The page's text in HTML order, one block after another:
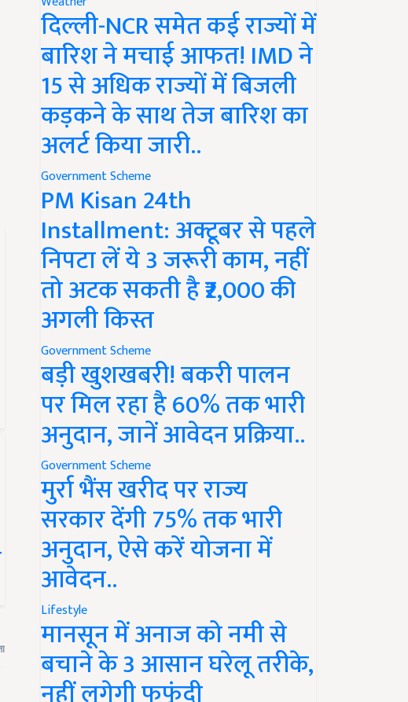
दिल्ली-NCR समेत कई राज्यों में
बारिश ने मचाई आफत! IMD ने
15 से अधिक राज्यों में बिजली
कड़कने के साथ तेज बारिश का
अलर्ट किया जारी..
Government Scheme
PM Kisan 24th
Installment: अक्टूबर से पहले
निपटा लें ये 3 जरूरी काम, नहीं
तो अटक सकती है ₹2,000 की
अगली किस्त
Government Scheme
बड़ी खुशखबरी! बकरी पालन
पर मिल रहा है 60% तक भारी
अनुदान, जानें आवेदन प्रक्रिया..
Government Scheme
मुर्रा भैंस खरीद पर राज्य
सरकार देंगी 75% तक भारी
अनुदान, ऐसे करें योजना में
आवेदन..
Lifestyle
मानसून में अनाज को नमी से
बचाने के 3 आसान घरेलू तरीके,